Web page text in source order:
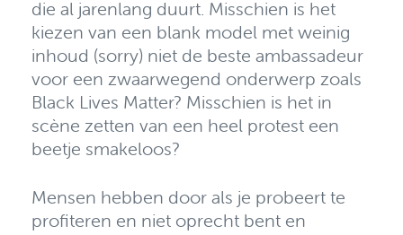
die al jarenlang duurt. Misschien is het
kiezen van een blank model met weinig
inhoud (sorry) niet de beste ambassadeur
voor een zwaarwegend onderwerp zoals
Black Lives Matter? Misschien is het in
scène zetten van een heel protest een
beetje smakeloos?
Mensen hebben door als je probeert te
profiteren en niet oprecht bent en